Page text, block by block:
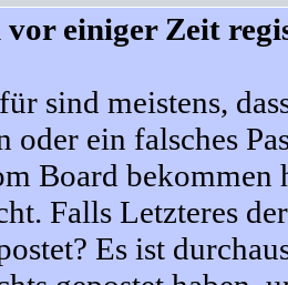
vor einiger Zeit
sind meistens,
oder ein falsches
Board bekommen
Falls Letzteres
Es ist